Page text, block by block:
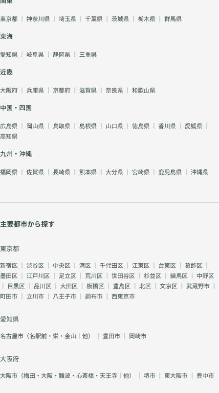
東京都 ｜ 神奈川県 ｜ 埼玉県 ｜ 千葉県 ｜ 茨城県 ｜ 栃木県 ｜ 群馬県
東海
愛知県 ｜ 岐阜県 ｜ 静岡県 ｜ 三重県
近畿
大阪府 ｜ 兵庫県 ｜ 京都府 ｜ 滋賀県 ｜ 奈良県 ｜ 和歌山県
中国・四国
広島県 ｜ 岡山県 ｜ 鳥取県 ｜ 島根県 ｜ 山口県 ｜ 徳島県 ｜ 香川県 ｜ 愛媛県 ｜
高知県
九州・沖縄
福岡県 ｜ 佐賀県 ｜ 長崎県 ｜ 熊本県 ｜ 大分県 ｜ 宮崎県 ｜ 鹿児島県 ｜ 沖縄県
主要都市から探す
東京都
新宿区 ｜ 渋谷区 ｜ 中央区 ｜ 港区 ｜ 千代田区 ｜ 江東区 ｜ 台東区 ｜ 葛飾区 ｜
墨田区 ｜ 江戸川区 ｜ 足立区 ｜ 荒川区 ｜ 世田谷区 ｜ 杉並区 ｜ 練馬区 ｜ 中野区
｜ 目黒区 ｜ 品川区 ｜ 大田区 ｜ 板橋区 ｜ 豊島区 ｜ 北区 ｜ 文京区 ｜ 武蔵野市 ｜
町田市 ｜ 立川市 ｜ 八王子市 ｜ 調布市 ｜ 西東京市
愛知県
名古屋市（名駅前・栄・金山｜他） ｜ 豊田市 ｜ 岡崎市
大阪府
大阪市（梅田・大阪・難波・心斎橋・天王寺｜他） ｜ 堺市 ｜ 東大阪市 ｜ 豊中市